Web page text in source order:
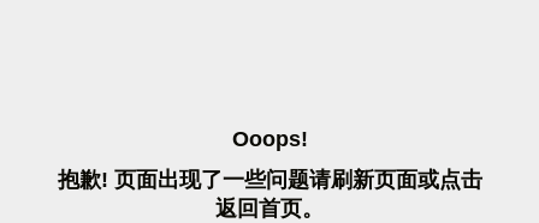
OOOPS!
抱歉! 页面出现了一些问题请刷 新页面或点击
返 回首页。